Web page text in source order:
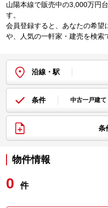
山陽本線で販売中の3,000万円
す。
会員登録すると、あなたの希望
や、人気の一軒家・建売を検索
沿線・駅
条件 中古一戸建
条
物件情報
0 件